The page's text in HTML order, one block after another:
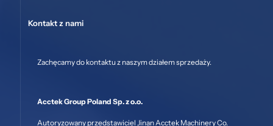
Kontakt z nami
Zachęcamy do kontaktu z naszym działem sprzedaży.
Acctek Group Poland Sp. z o.o.
Autoryzowany przedstawiciel Jinan Acctek Machinery Co.